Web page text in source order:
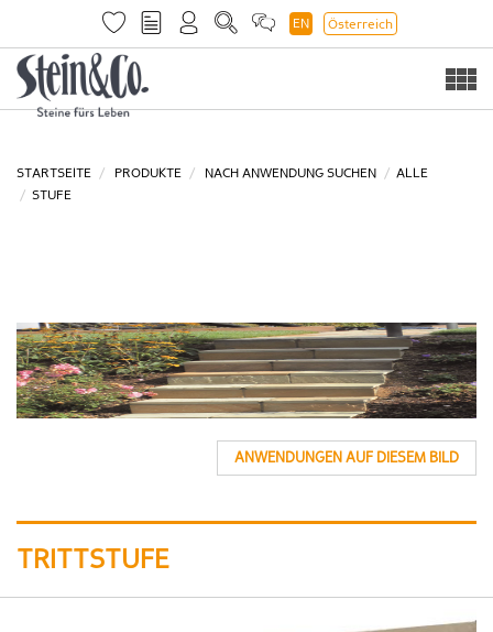
EN Österreich
STARTSEITE PRODUKTE NACH ANWENDUNG SUCHEN
ALLE
STUFE
ANWENDUNGEN AUF DIESEM BILD
TRITTSTUFE